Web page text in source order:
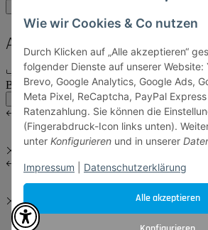
Alle akzeptieren
Wie wir Cookies & Co nutzen
Durch Klicken auf „Alle akzeptieren“
folgender Dienste auf unserer Website:
Brevo, Google Analytics, Google Ads,
Meta Pixel, ReCaptcha, PayPal
Ratenzahlung. Sie können die
(Fingerabdruck-Icon links unten).
unter Konfigurieren und in unserer
Impressum Datenschutzerklärung
Another Headline
Eine Subline
Body Content
main:another main